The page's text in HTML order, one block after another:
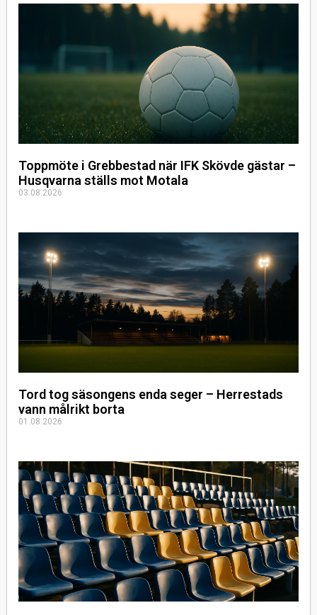
Toppmöte i Grebbestad när IFK Skövde gästar –
Husqvarna ställs mot Motala
03.08.2026
Tord tog säsongens enda seger – Herrestads
vann målrikt borta
01.08.2026